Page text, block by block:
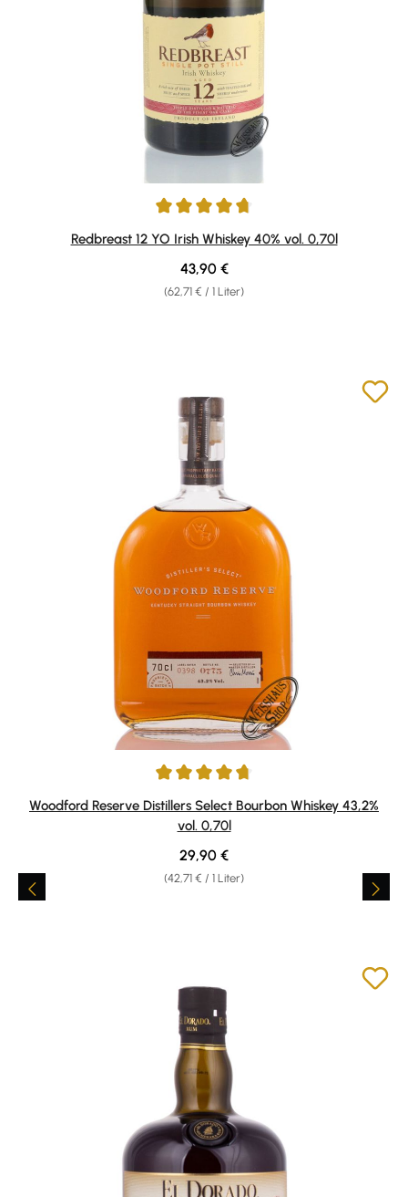
Durchschnittliche Bewertung von 4.86 von 5 Sternen
Redbreast 12 YO Irish Whiskey 40% vol. 0,70l
(62,71 € / 1 Liter)
Regulärer Preis:
43,90 €
Durchschnittliche Bewertung von 4.85 von 5 Sternen
Woodford Reserve Distillers Select Bourbon Whiskey 43,2%
vol. 0,70l
(42,71 € / 1 Liter)
Regulärer Preis:
29,90 €